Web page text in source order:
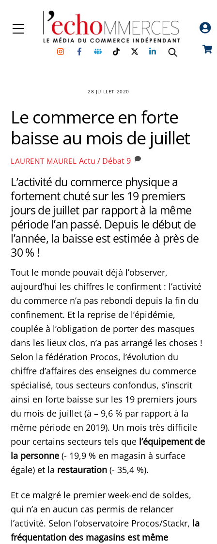
content
Menu
InstagramFacebookGroupe
Facebook
TikTokTwitterLinkedin
28 JUILLET 2020
Le commerce en forte
baisse au mois de juillet
LAURENT MAUREL Actu / Débat9
L’activité du commerce physique a
fortement chuté sur les 19 premiers
jours de juillet par rapport à la même
période l’an passé. Depuis le début de
l’année, la baisse est estimée à près de
30 % !
Tout le monde pouvait déjà l’observer,
aujourd’hui les chiffres le confirment : l’activité
du commerce n’a pas rebondi depuis la fin du
confinement. Et la reprise de l’épidémie,
couplée à l’obligation de porter des masques
dans les lieux clos, n’a pas arrangé les choses !
Selon la fédération Procos, l’évolution du
chiffre d’affaires des enseignes du commerce
spécialisé, tous secteurs confondus, s’inscrit
ainsi en forte baisse sur les 19 premiers jours
du mois de juillet (à – 9,6 % par rapport à la
même période en 2019). Un mois très difficile
pour certains secteurs tels que l’équipement de
la personne (- 19,9 % en magasin à surface
égale) et la restauration(- 35,4 %).
Et ce malgré le premier week-end de soldes,
qui n’a en aucun cas permis de relancer
l’activité. Selon l’observatoire Procos/Stackr, la
fréquentation des magasins est même